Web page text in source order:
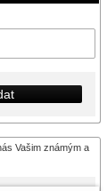
Vašim známým a